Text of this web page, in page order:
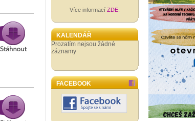
Více informací ZDE
KALENDÁŘ
Prozatím nejsou žádné
záznamy
FACEBOOK